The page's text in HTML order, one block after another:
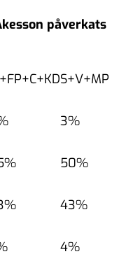
påverkats
S+V+MP
3%
50%
43%
4%